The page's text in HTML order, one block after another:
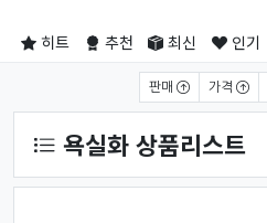
히트 추천 최신 인기
판매 가격
욕실화 상품리스트